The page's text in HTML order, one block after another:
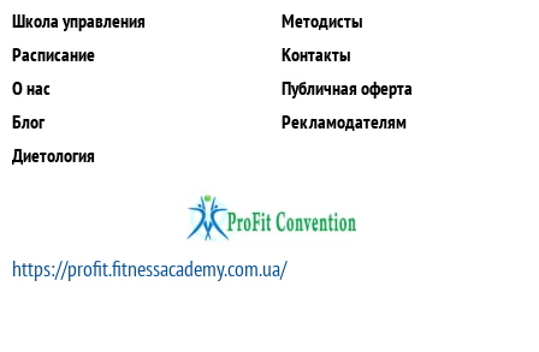
Школа управления
Расписание
О нас
Блог
Диетология
Методисты
Контакты
Публичная оферта
Рекламодателям
https://profit.fitnessacademy.com.ua/